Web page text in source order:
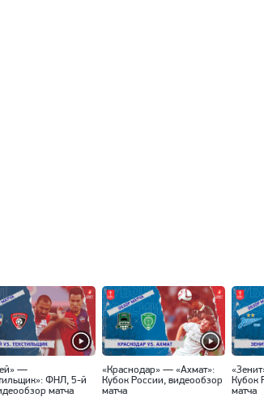
—
ФНЛ, 5-й
матча
«Краснодар» — «Ахмат»:
Кубок России, видеообзор
матча
Кубок
матча